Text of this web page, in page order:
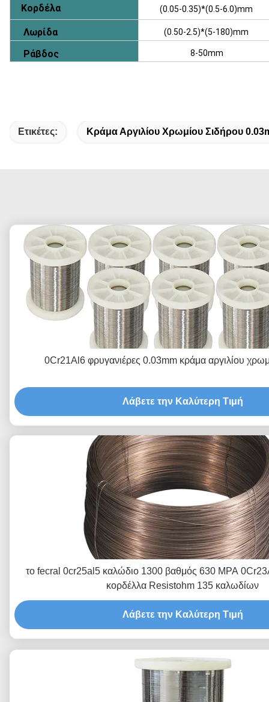
Κορδέλα (0.05-0.35)*(0.5-6.0)mm
Λωρίδα (0.50-2.5)*(5-180)mm
Ράβδος 8-50mm
Ετικέτες: Κράμα Αργιλίου Χρωμίου Σιδήρου
0Cr21Al6 φρυγανιέρες 0.03mm κράμα αργιλίου
Λάβετε την Καλύτερη Τιμή
το fecral 0cr25al5 καλώδιο 1300 βαθμός 630 MPA
κορδέλλα Resistohm 135 καλωδίων
Λάβετε την Καλύτερη Τιμή